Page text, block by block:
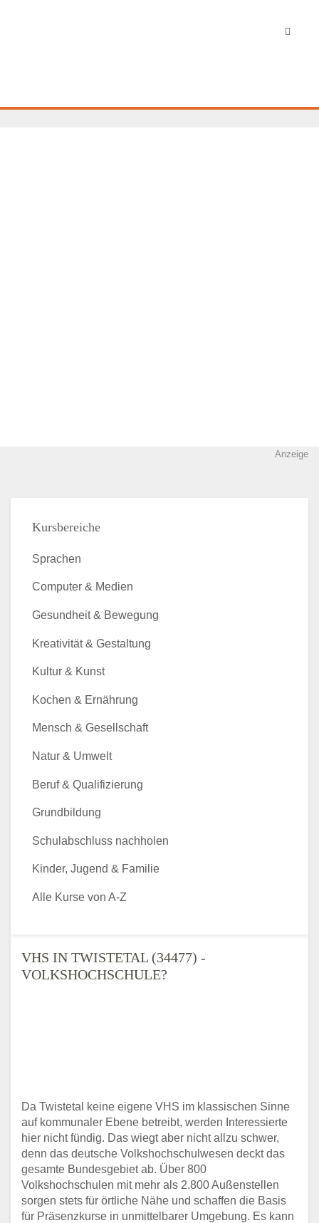
Anzeige
VHS IN TWISTETAL (34477) -
VOLKSHOCHSCHULE?
Da Twistetal keine eigene VHS im klassischen Sinne
auf kommunaler Ebene betreibt, werden Interessierte
hier nicht fündig. Das wiegt aber nicht allzu schwer,
denn das deutsche Volkshochschulwesen deckt das
gesamte Bundesgebiet ab. Über 800
Volkshochschulen mit mehr als 2.800 Außenstellen
sorgen stets für örtliche Nähe und schaffen die Basis
für Präsenzkurse in unmittelbarer Umgebung. Es kann
Kursbereiche
Sprachen
Computer & Medien
Gesundheit & Bewegung
Kreativität & Gestaltung
Kultur & Kunst
Kochen & Ernährung
Mensch & Gesellschaft
Natur & Umwelt
Beruf & Qualifizierung
Grundbildung
Schulabschluss nachholen
Kinder, Jugend & Familie
Alle Kurse von A-Z